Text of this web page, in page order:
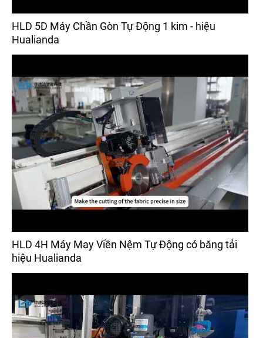
HLD 5D Máy Chần Gòn Tự Động 1 kim - hiệu
Hualianda
HLD 4H Máy May Viền Nệm Tự Động có băng tải
hiệu Hualianda